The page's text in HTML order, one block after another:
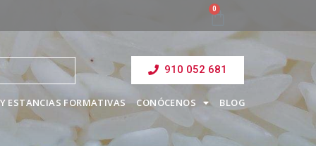
910 052 681
ESTANCIAS FORMATIVAS CONÓCENOS BLOG